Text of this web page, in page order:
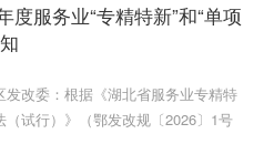
度服务业“专精特新”和“单项
改委：根据《湖北省服务业专精特
试行）》（鄂发改规〔2026〕1号